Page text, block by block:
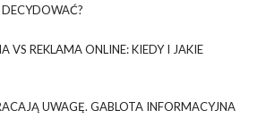
VS REKLAMA ONLINE: KIEDY I JAKIE
UWAGĘ. GABLOTA INFORMACYJNA